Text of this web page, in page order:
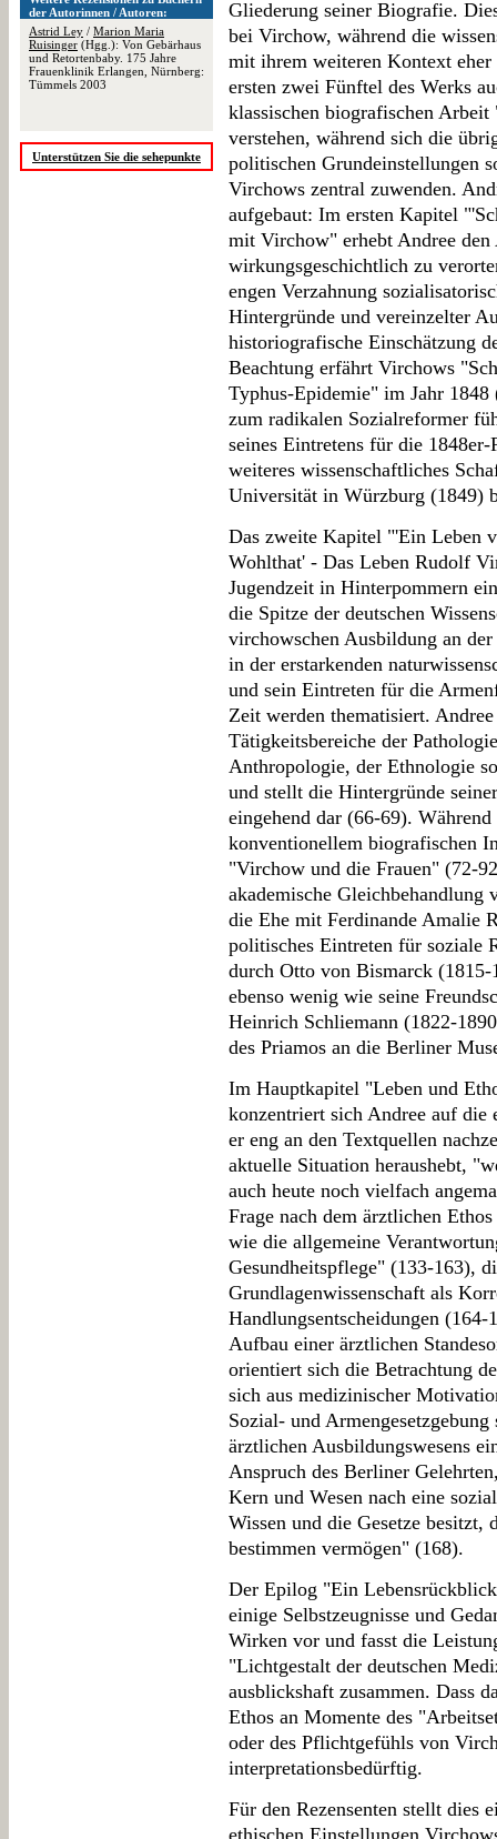
der Autorinnen / Autoren:
Astrid Ley / Marion Maria
Ruisinger (Hgg.): Von Gebärhaus
und Retortenbaby. 175 Jahre
Frauenklinik Erlangen, Nürnberg:
Tümmels 2003
Unterstützen Sie die sehepunkte
Gliederung seiner Biografie.
bei Virchow, während die
mit ihrem weiteren Kontext
ersten zwei Fünftel des Werks
klassischen biografischen
verstehen, während sich die
politischen Grundeinstellungen
Virchows zentral zuwenden.
aufgebaut: Im ersten Kapitel
mit Virchow" erhebt Andree
wirkungsgeschichtlich zu
engen Verzahnung
Hintergründe und vereinzelter
historiografische Einschätzung
Beachtung erfährt Virchows
Typhus-Epidemie" im Jahr
zum radikalen Sozialreformer
seines Eintretens für die
weiteres wissenschaftliches
Universität in Würzburg (1849)
Das zweite Kapitel "'Ein Leben
Wohlthat' - Das Leben Rudolf
Jugendzeit in Hinterpommern
die Spitze der deutschen
virchowschen Ausbildung an
in der erstarkenden
und sein Eintreten für die
Zeit werden thematisiert.
Tätigkeitsbereiche der
Anthropologie, der Ethnologie
und stellt die Hintergründe
eingehend dar (66-69).
konventionellem biografischen
"Virchow und die Frauen" (72-
akademische Gleichbehandlung
die Ehe mit Ferdinande Amalie
politisches Eintreten für soziale
durch Otto von Bismarck
ebenso wenig wie seine
Heinrich Schliemann (1822-
des Priamos an die Berliner
Im Hauptkapitel "Leben und
konzentriert sich Andree auf die
er eng an den Textquellen
aktuelle Situation heraushebt,
auch heute noch vielfach
Frage nach dem ärztlichen
wie die allgemeine
Gesundheitspflege" (133-163),
Grundlagenwissenschaft als
Handlungsentscheidungen
Aufbau einer ärztlichen
orientiert sich die Betrachtung
sich aus medizinischer
Sozial- und
ärztlichen Ausbildungswesens
Anspruch des Berliner
Kern und Wesen nach eine
Wissen und die Gesetze besitzt,
bestimmen vermögen" (168).
Der Epilog "Ein
einige Selbstzeugnisse und
Wirken vor und fasst die
"Lichtgestalt der deutschen
ausblickshaft zusammen. Dass
Ethos an Momente des
oder des Pflichtgefühls von
interpretationsbedürftig.
Für den Rezensenten stellt dies
ethischen Einstellungen